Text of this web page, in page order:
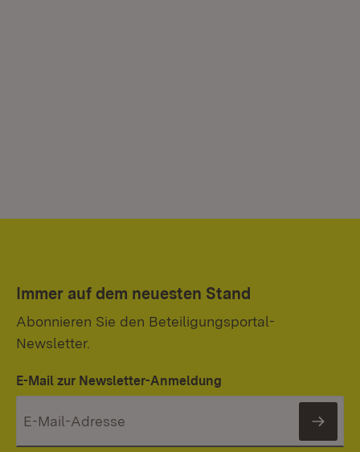
Immer auf dem neuesten Stand
Abonnieren Sie den Beteiligungsportal-
Newsletter.
E-Mail zur Newsletter-Anmeldung